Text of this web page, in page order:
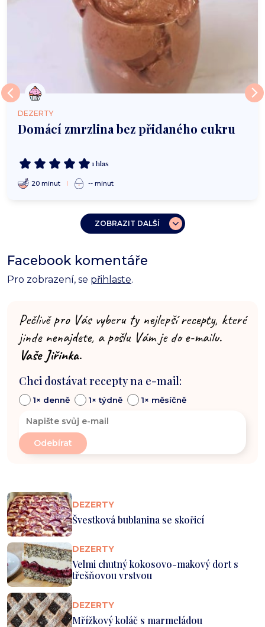
DEZERTY
Domácí zmrzlina bez přidaného cukru
1 hlas
20 minut -- minut
ZOBRAZIT DALŠÍ
Facebook komentáře
Pro zobrazení, se přihlaste.
Pečlivě pro Vás vyberu ty nejlepší recepty, které
jinde nenajdete, a pošlu Vám je do e-mailu.
Vaše Jiřinka.
Chci dostávat recepty na e-mail:
1× denně 1× týdně 1× měsíčně
DEZERTY
Švestková bublanina se skořicí
DEZERTY
Velmi chutný kokosovo-makový dort s
třešňovou vrstvou
DEZERTY
Mřížkový koláč s marmeládou